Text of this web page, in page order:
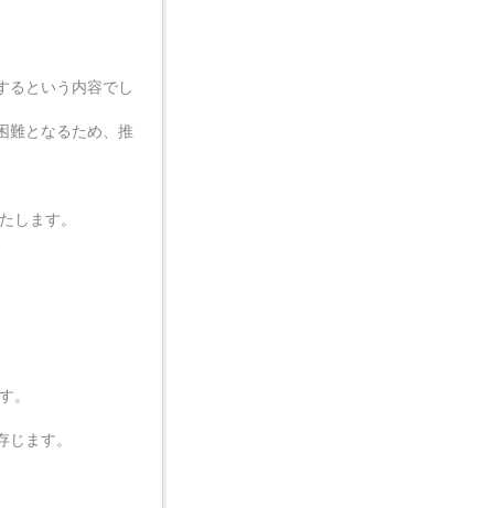
るという内容でし
難となるため、推
します。
。
ます。